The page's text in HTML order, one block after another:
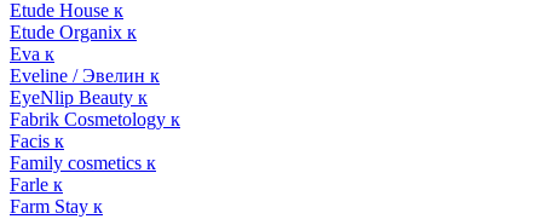
Etude House к
Etude Organix к
Eva к
Eveline / Эвелин к
EyeNlip Beauty к
Fabrik Cosmetology к
Facis к
Family cosmetics к
Farle к
Farm Stay к